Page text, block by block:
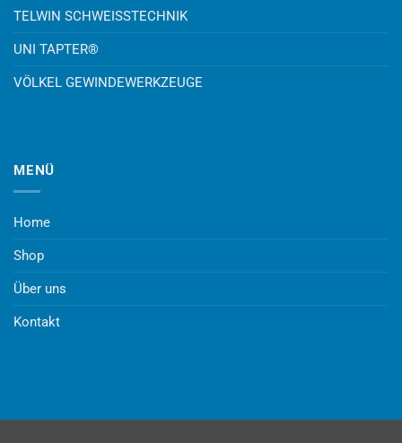
TELWIN SCHWEISSTECHNIK
UNI TAPTER®
VÖLKEL GEWINDEWERKZEUGE
MENÜ
Home
Shop
Über uns
Kontakt